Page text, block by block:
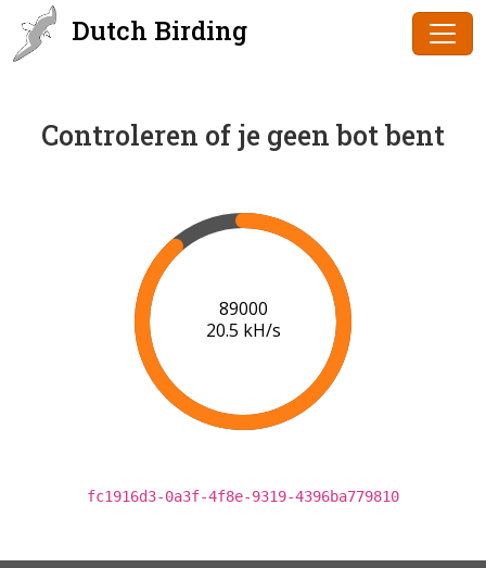
Dutch Birding
Controleren of je geen bot bent
90000
20.5 kH/s
fc1916d3-0a3f-4f8e-9319-4396ba779810